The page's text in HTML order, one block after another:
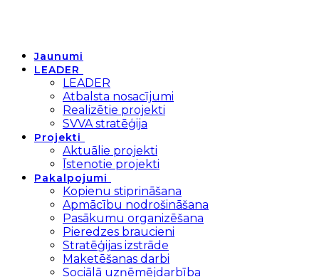
Jaunumi
LEADER
LEADER
Atbalsta nosacījumi
Realizētie projekti
SVVA stratēģija
Projekti
Aktuālie projekti
Īstenotie projekti
Pakalpojumi
Kopienu stiprināšana
Apmācību nodrošināšana
Pasākumu organizēšana
Pieredzes braucieni
Stratēģijas izstrāde
Maketēšanas darbi
Sociālā uzņēmējdarbība